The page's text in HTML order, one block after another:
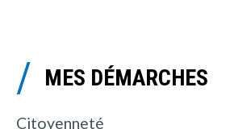
MES DÉMARCHES
Citoyenneté